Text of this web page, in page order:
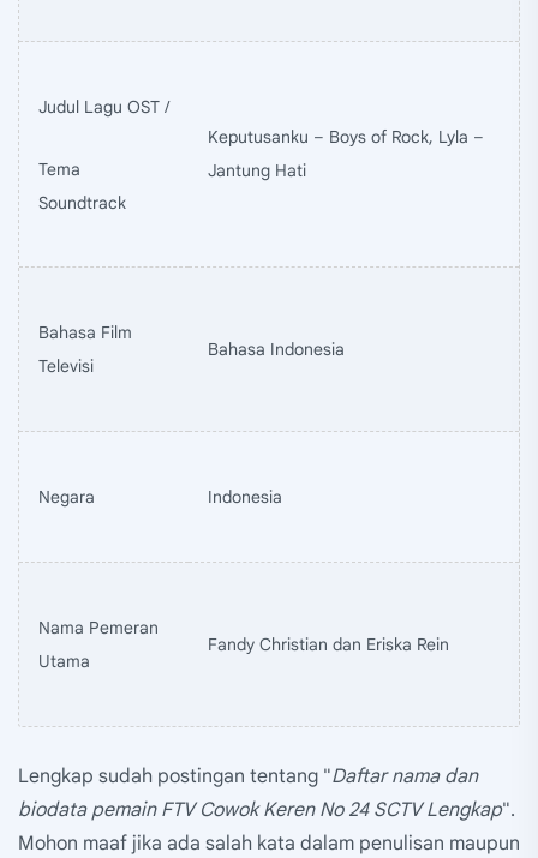
Judul Lagu OST /
Tema
Soundtrack
Keputusanku – Boys of Rock, Lyla –
Jantung Hati
Bahasa Film
Televisi
Bahasa Indonesia
Negara Indonesia
Nama Pemeran
Utama
Fandy Christian dan Eriska Rein
Lengkap sudah postingan tentang "Daftar nama dan
biodata pemain FTV Cowok Keren No 24 SCTV Lengkap".
Mohon maaf jika ada salah kata dalam penulisan maupun